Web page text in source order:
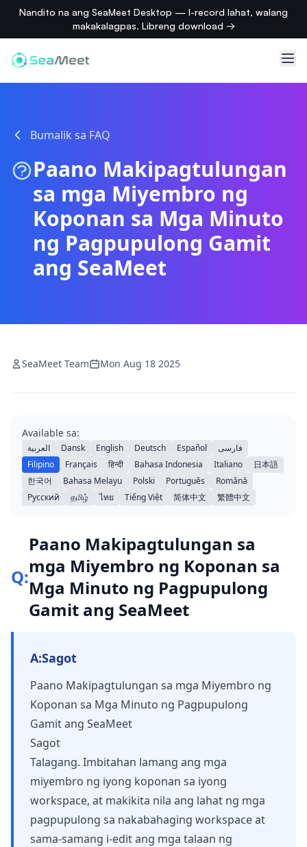
Nandito na ang SeaMeet Desktop — I-record lahat, walang
makakalagpas. Libreng download →
Bumalik sa FAQ
Paano Makipagtulungan
sa mga Miyembro ng
Koponan sa Mga Minuto
ng Pagpupulong Gamit
ang SeaMeet
SeaMeet Team Mon Aug 18 2025
Available sa:
العربية Dansk English Deutsch Español
فارسی
Filipino
Français हिन्दी Bahasa Indonesia Italiano
日本語
한국어
Bahasa Melayu Polski Português
Română
Русский
தமிழ் ไทย Tiếng Việt 简体中文 繁體中文
Q:
Paano Makipagtulungan sa
mga Miyembro ng Koponan sa
Mga Minuto ng Pagpupulong
Gamit ang SeaMeet
A:Sagot
Paano Makipagtulungan sa mga Miyembro ng
Koponan sa Mga Minuto ng Pagpupulong
Gamit ang SeaMeet
Sagot
Talagang. Imbitahan lamang ang mga
miyembro ng iyong koponan sa iyong
workspace, at makikita nila ang lahat ng mga
pagpupulong sa nakabahaging workspace at
sama-samang i-edit ang mga talaan ng